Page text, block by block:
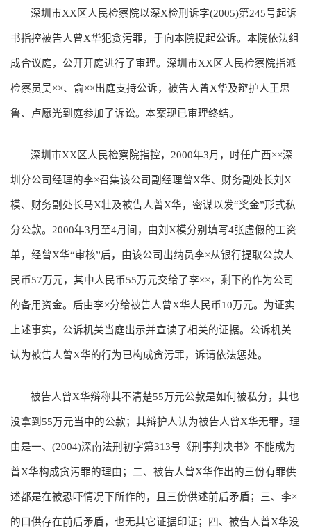
深圳市XX区人民检察院以深X检刑诉字(2005)第245号起诉
书指控被告人曾X华犯贪污罪，于向本院提起公诉。本院依法组
成合议庭，公开开庭进行了审理。深圳市XX区人民检察院指派
检察员吴××、俞××出庭支持公诉，被告人曾X华及辩护人王思
鲁、卢愿光到庭参加了诉讼。本案现已审理终结。
深圳市XX区人民检察院指控，2000年3月，时任广西××深
圳分公司经理的李×召集该公司副经理曾X华、财务副处长刘X
模、财务副处长马X壮及被告人曾X华，密谋以发“奖金”形式私
分公款。2000年3月至4月间，由刘X模分别填写4张虚假的工资
单，经曾X华“审核”后，由该公司出纳员李×从银行提取公款人
民币57万元，其中人民币55万元交给了李××，剩下的作为公司
的备用资金。后由李×分给被告人曾X华人民币10万元。为证实
上述事实，公诉机关当庭出示并宣读了相关的证据。公诉机关
认为被告人曾X华的行为已构成贪污罪，诉请依法惩处。
被告人曾X华辩称其不清楚55万元公款是如何被私分，其也
没拿到55万元当中的公款；其辩护人认为被告人曾X华无罪，理
由是一、(2004)深南法刑初字第313号《刑事判决书》不能成为
曾X华构成贪污罪的理由；二、被告人曾X华作出的三份有罪供
述都是在被恐吓情况下所作的，且三份供述前后矛盾；三、李×
的口供存在前后矛盾，也无其它证据印证；四、被告人曾X华没